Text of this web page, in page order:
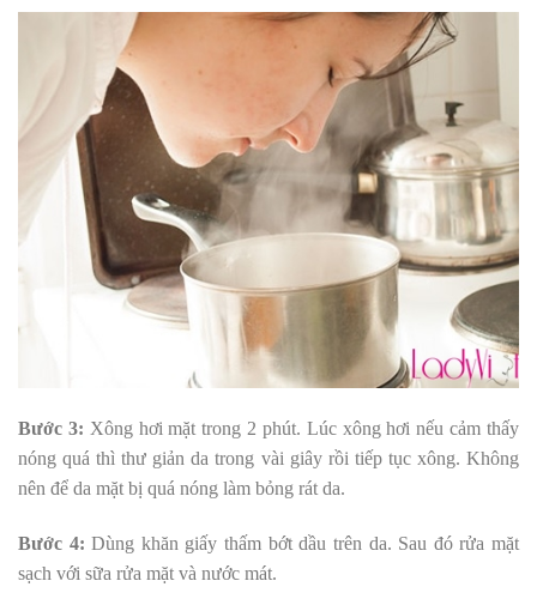
Bước 3: Xông hơi mặt trong 2 phút. Lúc xông hơi nếu cảm thấy
nóng quá thì thư giản da trong vài giây rồi tiếp tục xông. Không
nên để da mặt bị quá nóng làm bỏng rát da.
Bước 4: Dùng khăn giấy thấm bớt dầu trên da. Sau đó rửa mặt
sạch với sữa rửa mặt và nước mát.